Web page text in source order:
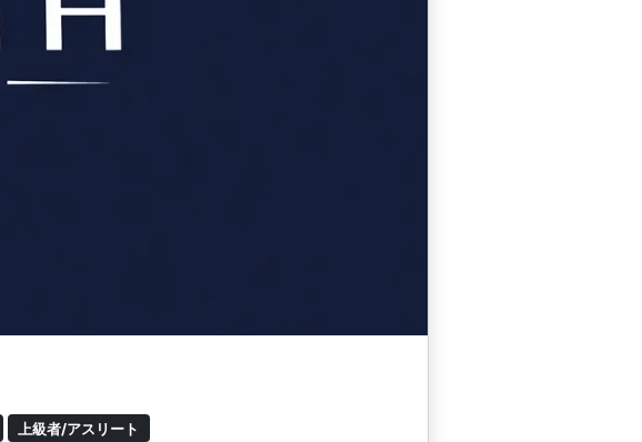
上級者/アスリート